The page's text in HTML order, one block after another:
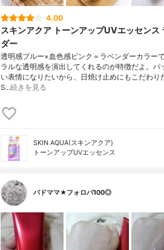
4.00
スキンアクア トーンアップUVエッセンス
ダー
透明感ブルー×血色感ピンク＝ラベンダーカラー
ラルな透明感を演出してくれるのが特徴だよ。パ
い表情になりたいから、日焼け止めにもこだわり
S…続きを見る
SKIN AQUA(スキンアクア)
トーンアップUVエッセンス
バドママ★フォロバ100◎